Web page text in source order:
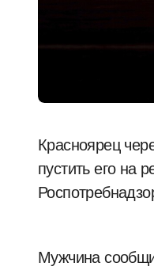
Красноярец через суд получил компенсацию от российской авиакомпании, отказавшейся
пустить его на
Мужчина